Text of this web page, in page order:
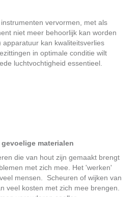
vervormen, met als
niet meer behoorlijk kan worden
apparatuur kan kwaliteitsverlies
in optimale conditie wilt
luchtvochtigheid essentieel.
materialen
die van hout zijn gemaakt brengt
met zich mee. Het 'werken'
mensen. Scheuren of wijken van
veel kosten met zich mee brengen.